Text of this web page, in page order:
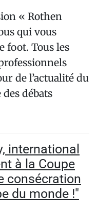
« Rothen
qui vous
foot. Tous les
de l’actualité du
débats
international
à la Coupe
consécration
du monde !"